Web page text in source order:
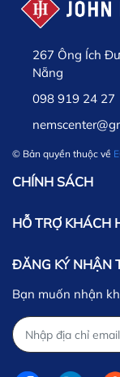
267 Ông Ích
Nẵng
098 919 24 27
© Bản quyền thuộc về
CHÍNH SÁCH
HỖ TRỢ KHÁCH
ĐĂNG KÝ NHẬN
Bạn muốn nhận